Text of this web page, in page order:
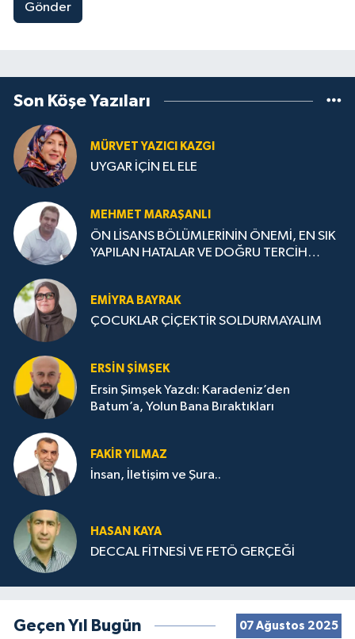
Gönder
Son Köşe Yazıları
MÜRVET YAZICI KAZGI
UYGAR İÇİN EL ELE
MEHMET MARAŞANLI
ÖN LİSANS BÖLÜMLERİNİN ÖNEMİ, EN SIK
YAPILAN HATALAR VE DOĞRU TERCİH
EMIYRA BAYRAK
ÇOCUKLAR ÇİÇEKTİR SOLDURMAYALIM
ERSIN ŞIMŞEK
Ersin Şimşek Yazdı: Karadeniz’den
Batum’a, Yolun Bana Bıraktıkları
FAKIR YILMAZ
İnsan, İletişim ve Şura..
HASAN KAYA
DECCAL FİTNESİ VE FETÖ GERÇEĞİ
Geçen Yıl Bugün 07 Ağustos 2025